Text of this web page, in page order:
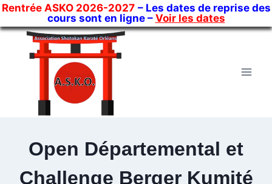
Rentrée ASKO 2026-2027 – Les dates de reprise des
cours sont en ligne – Voir les dates
Skip
Open Départemental et
Challenge Berger Kumité